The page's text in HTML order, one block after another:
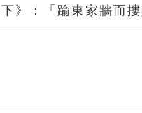
》：「踰東家牆而摟